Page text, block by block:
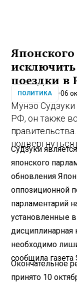
Японского
исключить
поездки в
ПОЛИТИКА 06
Мунэо
РФ, он также
подвергнуться
Судзуки
японского
обновления
оппозиционной
парламентарий
установленные
дисциплинарная
необходимо
сообщила газета
Окончательное
принято 10